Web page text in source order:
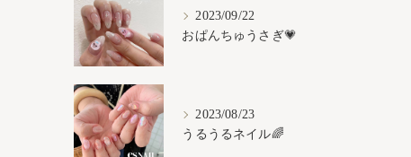
2023/09/22
おぱんちゅうさぎ💗
2023/08/23
うるうるネイル🌈